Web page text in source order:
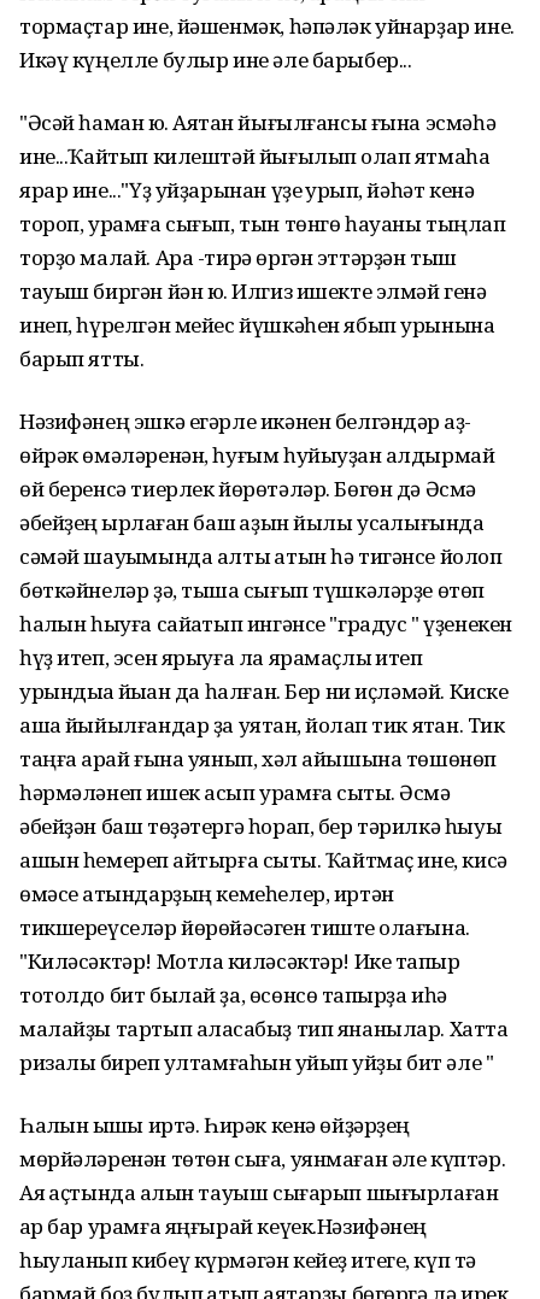
тормаҫтар ине, йәшенмәк, һәпәләк уйнарҙар ине.
Икәү күңелле булыр ине әле барыбер...
"Әсәй һаман юҡ. Аяҡтан йығылғансы ғына эсмәһә
ине...Ҡайтып килештәй йығылып ҡолап ятмаһа
ярар ине..."Үҙ уйҙарынан үҙе ҡурҡып, йәһәт кенә
тороп, урамға сығып, тын төнгө һауаны тыңлап
торҙо малай. Ара -тирә өргән эттәрҙән тыш
тауыш биргән йән юҡ. Илгиз ишекте элмәй генә
инеп, һүрелгән мейес йүшкәһен ябып урынына
барып ятты.
Нәзифәнең эшкә егәрле икәнен белгәндәр ҡаҙ-
өйрәк өмәләренән, һуғым һуйыуҙан ҡалдырмай
өй беренсә тиерлек йөрөтәләр. Бөгөн дә Әсмә
әбейҙең ҡырҡлаған баш ҡаҙын йылы усаҡлығында
сәмәй шауҡымында алты ҡатын һә тигәнсе йолҡоп
бөткәйнеләр ҙә, тышҡа сығып түшкәләрҙе өтөп
һалҡын һыуға сайҡатып ингәнсе "градус " үҙенекен
һүҙ итеп, эсен ярыуға ла ярамаҫлыҡ итеп
урындыҡҡа йыҡҡан да һалған. Бер ни иҫләмәй. Киске
ашҡа йыйылғандар ҙа уятҡан, йоҡлап тик ятҡан. Тик
таңға ҡарай ғына уянып, хәл айышына төшөнөп
һәрмәләнеп ишек асып урамға сыҡты. Әсмә
әбейҙән баш төҙәтергә һорап, бер тәрилкә һыуыҡ
ашын һемереп ҡайтырға сыҡты. Ҡайтмаҫ ине, кисә
өмәсе ҡатындарҙың кемеһелер, иртән
тикшереүселәр йөрөйәсәген тиште ҡолағына.
"Киләсәктәр! Мотлаҡ киләсәктәр! Ике тапҡыр
тотолдо бит былай ҙа, өсөнсө тапҡырҙа иһә
малайҙы тартып аласаҡбыҙ тип янанылар. Хатта
ризалыҡ биреп ҡултамғаһын ҡуйып ҡуйҙы бит әле "
Һалҡын ҡышҡы иртә. Һирәк кенә өйҙәрҙең
мөрйәләренән төтөн сыға, уянмаған әле күптәр.
Аяҡ аҫтында ҡалын тауыш сығарып шығырлаған
ҡар бар урамға яңғырай кеүек.Нәзифәнең
һыуланып кибеү күрмәгән кейеҙ итеге, күп тә